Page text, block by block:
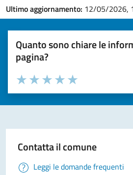
Ultimo aggiornamento: 12/05/2026,
Quanto sono chiare le
pagina?
Valuta la chiarezza delle informazioni (da
Seleziona il numero di stelle per
Valuta 5 stelle su 5
Valuta 4 stelle su 5
Valuta 3 stelle su 5
Valuta 2 stelle su 5
Valuta 1 stelle su 5
Contatta il comune
Leggi le domande frequenti